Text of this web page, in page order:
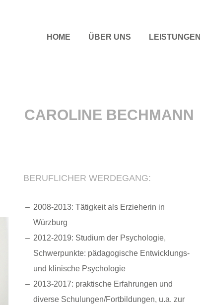
HOME ÜBER UNS LEISTUNGEN
CAROLINE BECHMANN
BERUFLICHER WERDEGANG:
2008-2013: Tätigkeit als Erzieherin in
Würzburg
2012-2019: Studium der Psychologie,
Schwerpunkte: pädagogische Entwicklungs-
und klinische Psychologie
2013-2017: praktische Erfahrungen und
diverse Schulungen/Fortbildungen, u.a. zur